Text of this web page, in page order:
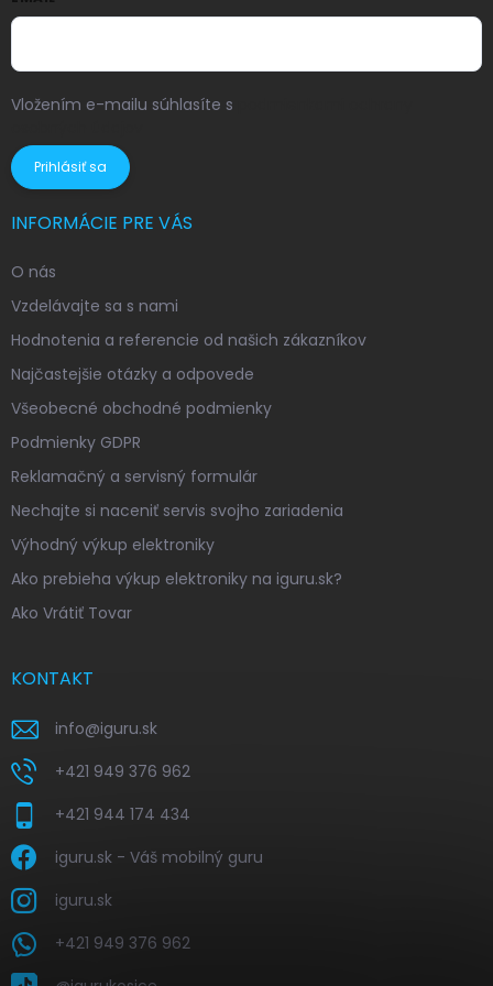
Vložením e-mailu súhlasíte s
Prihlásiť sa
INFORMÁCIE PRE VÁS
O nás
Vzdelávajte sa s nami
Hodnotenia a referencie od našich zákazníkov
Najčastejšie otázky a odpovede
Všeobecné obchodné podmienky
Podmienky GDPR
Reklamačný a servisný formulár
Nechajte si naceniť servis svojho zariadenia
Výhodný výkup elektroniky
Ako prebieha výkup elektroniky na iguru.sk?
Ako Vrátiť Tovar
KONTAKT
info@iguru.sk
+421 949 376 962
+421 944 174 434
iguru.sk - Váš mobilný guru
iguru.sk
+421 949 376 962